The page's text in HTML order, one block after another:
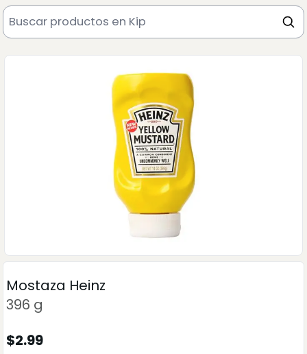
Mostaza Heinz
396 g
$2.99